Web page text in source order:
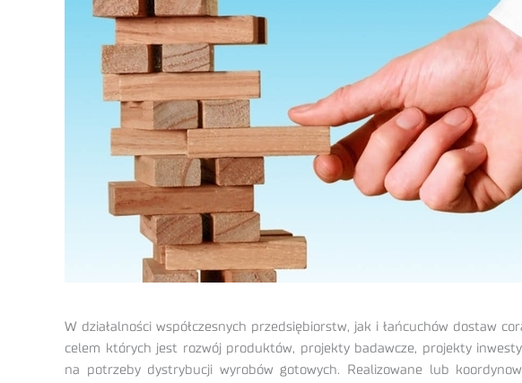
W działalności współczesnych przedsiębiorstw, jak i łańcuchów dostaw
celem których jest rozwój produktów, projekty badawcze, projekty
na potrzeby dystrybucji wyrobów gotowych. Realizowane lub